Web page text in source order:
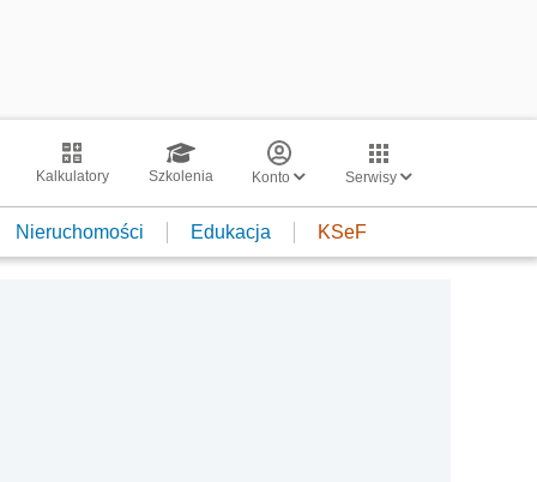
Kalkulatory Szkolenia Konto Serwisy
Nieruchomości Edukacja KSeF